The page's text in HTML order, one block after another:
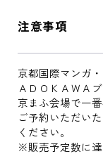
注意事項
京都国際マンガ
ＡＤＯＫＡＷＡ
京まふ会場で一
ご予約いただい
ください。
※販売予定数に